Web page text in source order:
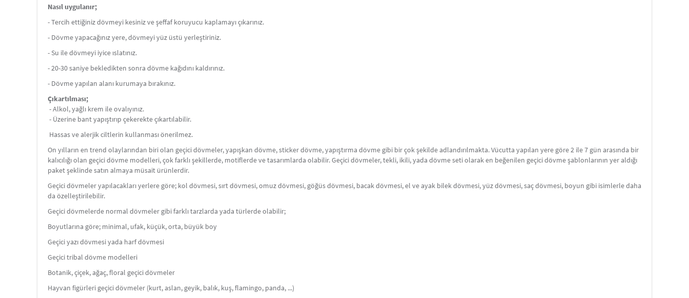
Nasıl uygulanır;
- Tercih ettiğiniz dövmeyi kesiniz ve şeffaf koruyucu kaplamayı çıkarınız.
- Dövme yapacağınız yere, dövmeyi yüz üstü yerleştiriniz.
- Su ile dövmeyi iyice ıslatınız.
- 20-30 saniye bekledikten sonra dövme kağıdını kaldırınız.
- Dövme yapılan alanı kurumaya bırakınız.
Çıkartılması;
- Alkol, yağlı krem ile ovalıyınız.
- Üzerine bant yapıştırıp çekerekte çıkartılabilir.
Hassas ve alerjik ciltlerin kullanması önerilmez.
On yılların en trend olaylarından biri olan geçici dövmeler, yapışkan dövme, sticker dövme, yapıştırma dövme gibi bir çok şekilde adlandırılmakta. Vücutta yapılan yere göre 2 ile 7 gün arasında bir
kalıcılığı olan geçici dövme modelleri, çok farklı şekillerde, motiflerde ve tasarımlarda olabilir. Geçici dövmeler, tekli, ikili, yada dövme seti olarak en beğenilen geçici dövme şablonlarının yer aldığı
paket şeklinde satın almaya müsait ürünlerdir.
Geçici dövmeler yapılacakları yerlere göre; kol dövmesi, sırt dövmesi, omuz dövmesi, göğüs dövmesi, bacak dövmesi, el ve ayak bilek dövmesi, yüz dövmesi, saç dövmesi, boyun gibi isimlerle daha
da özelleştirilebilir.
Geçici dövmelerde normal dövmeler gibi farklı tarzlarda yada türlerde olabilir;
Boyutlarına göre; minimal, ufak, küçük, orta, büyük boy
Geçici yazı dövmesi yada harf dövmesi
Geçici tribal dövme modelleri
Botanik, çiçek, ağaç, floral geçici dövmeler
Hayvan figürleri geçici dövmeler (kurt, aslan, geyik, balık, kuş, flamingo, panda, ...)